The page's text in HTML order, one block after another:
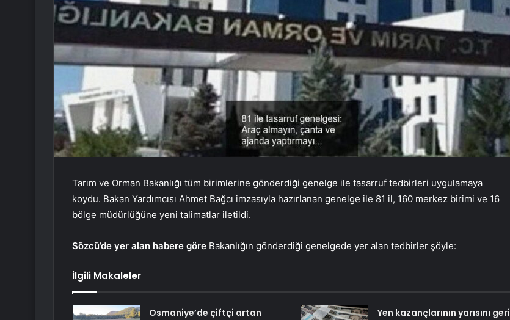
Tarım ve Orman Bakanlığı tüm birimlerine gönderdiği genelge ile tasarruf tedbirleri uygulamaya
koydu. Bakan Yardımcısı Ahmet Bağcı imzasıyla hazırlanan genelge ile 81 il, 160 merkez birimi ve 16
bölge müdürlüğüne yeni talimatlar iletildi.
Sözcü’de yer alan habere göre Bakanlığın gönderdiği genelgede yer alan tedbirler şöyle:
İlgili Makaleler
Osmaniye’de çiftçi artan
Yen kazançlarının yarısını geri